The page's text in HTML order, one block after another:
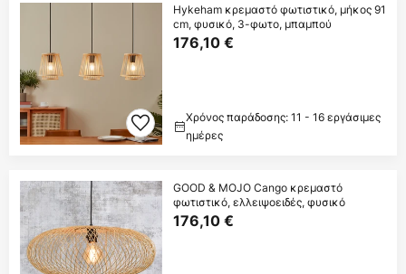
Hykeham κρεμαστό φωτιστικό, μήκος 91
cm, φυσικό, 3-φωτο, μπαμπού
176,10 €
Χρόνος παράδοσης: 11 - 16 εργάσιμες
ημέρες
GOOD & MOJO Cango κρεμαστό
φωτιστικό, ελλειψοειδές, φυσικό
176,10 €